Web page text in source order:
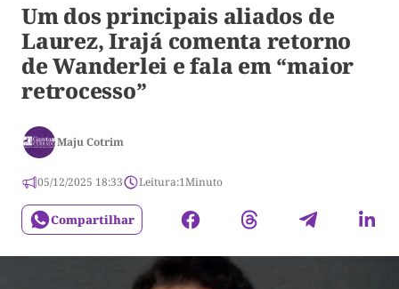
Um dos principais aliados de
Laurez, Irajá comenta retorno
de Wanderlei e fala em “maior
retrocesso”
Maju Cotrim
05/12/2025 18:33 Leitura:1Minuto
Compartilhar